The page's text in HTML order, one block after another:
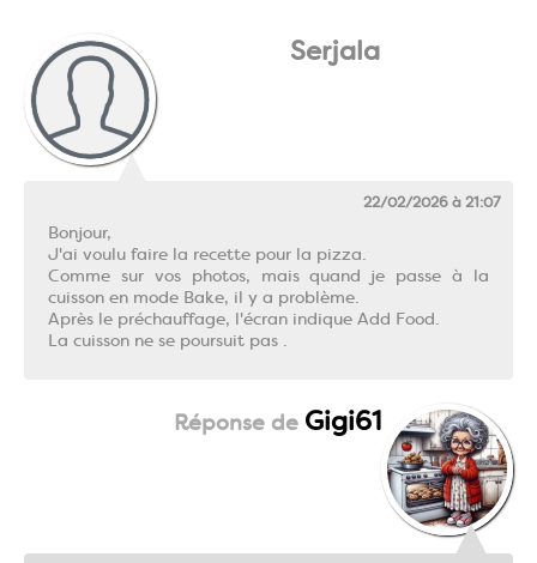
Serjala
22/02/2026 à 21:07
Bonjour,
J'ai voulu faire la recette pour la pizza.
Comme sur vos photos, mais quand je passe à la
cuisson en mode Bake, il y a problème.
Après le préchauffage, l'écran indique Add Food.
La cuisson ne se poursuit pas .
Gigi61